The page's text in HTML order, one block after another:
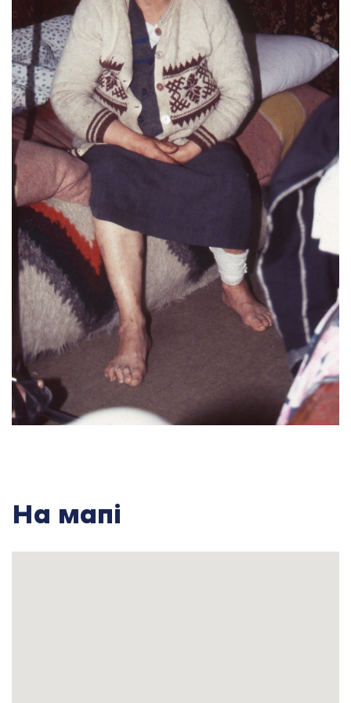
була наша вина, чи шо. А дід його вигоїв. Потому
він того діда за руку водив. Дід той на лєру грав,
на ліру, знаєте. І він був такий толковий, шо він
навчився то ту ліру робити, і робив дідові ту ліру.
І коло діда навчився грати, пішов від діда в
армію, як то до войська, кажуть, а звідтам утік
через границю у Румунію, а в Румунії, там уже
він собі знайшов ту дівчину, яку він собі захотів,
коли його не захотів тато тої дівчини, бо каже:
“Ти волоцюга”, то видко видно по одежі, що він
якийсь такий во, шо то воєнна одежа, але ж то
можна було ше, ніхто не віддавав тих, і в тюрму
не брав. І каже тато ⎯ “Я до неї говорю, а тато
сваривсь, бо не вона тягнула голубину. Вона
дуже файна була. Каже тато ⎯ “Кидай зо мною у
Рибківці”. В село йшли вони пішком, десь до 20
км, а може 17, ну, я так точно не знаю. Каже тато
⎯ я далеко від них, бо тато був хитрий, повернув
був на якесь перед хату, а з перед хати городом
на другу вулицю, я був би загубивсь, а він привів
мене аж до свої хати.
Я, каже, перейшов там на ту вулицю,
ти хоч?” А він каже ⎯ ” Подивитеся по роботі”.
Він каже, як. А тато мій був дуже роботящий,
На мапі